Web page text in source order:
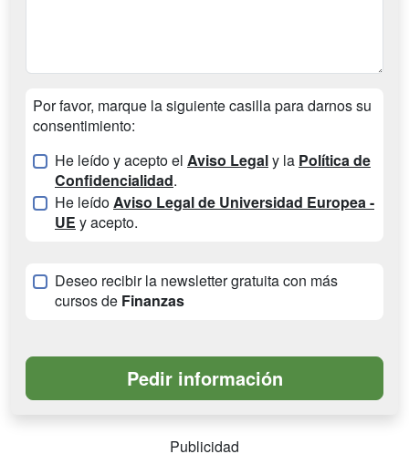
Por favor, marque la siguiente casilla para darnos su
consentimiento:
He leído y acepto el Aviso Legaly la Política de
Confidencialidad.
He leídoAviso Legal de Universidad Europea -
UE y acepto.
Deseo recibir la newsletter gratuita con más
cursos de Finanzas
Publicidad